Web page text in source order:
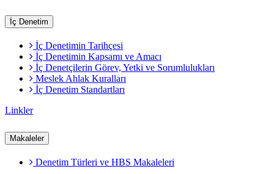
İç Denetim
İç Denetimin Tarihçesi
İç Denetimin Kapsamı ve Amacı
İç Denetçilerin Görev, Yetki ve Sorumlulukları
Meslek Ahlak Kuralları
İç Denetim Standartları
Linkler
Makaleler
Denetim Türleri ve HBS Makaleleri